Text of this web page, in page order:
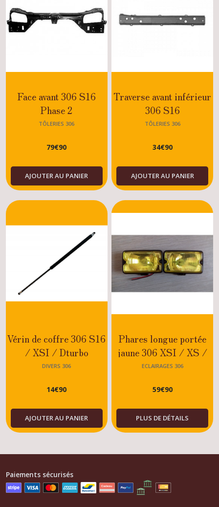
Face avant 306 S16
Phase 2
TÔLERIES 306
79€90
AJOUTER AU PANIER
Traverse avant inférieur
306 S16
TÔLERIES 306
34€90
AJOUTER AU PANIER
Vérin de coffre 306 S16
/ XSI / Dturbo
DIVERS 306
14€90
AJOUTER AU PANIER
Phares longue portée
jaune 306 XSI / XS /
S16 / DTURBO
ECLAIRAGES 306
59€90
PLUS DE DÉTAILS
Paiements sécurisés